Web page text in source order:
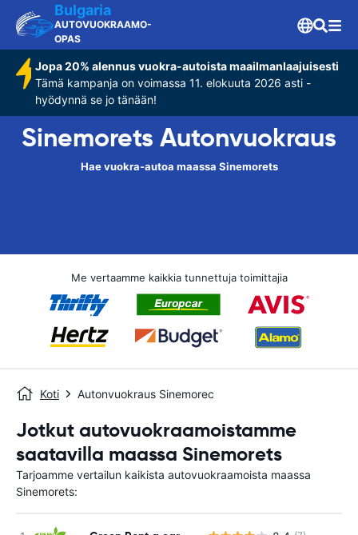
Bulgaria
AUTOVUOKRAAMO-
OPAS
Jopa 20% alennus vuokra-autoista maailmanlaajuisesti
Tämä kampanja on voimassa 11. elokuuta 2026 asti -
hyödynnä se jo tänään!
Sinemorets Autonvuokraus
Hae vuokra-autoa maassa Sinemorets
Me vertaamme kaikkia tunnettuja toimittajia
Koti Autonvuokraus Sinemorec
Jotkut autovuokraamoistamme
saatavilla maassa Sinemorets
Tarjoamme vertailun kaikista autovuokraamoista maassa
Sinemorets: